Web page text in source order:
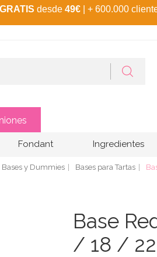
desde 49€ | + 600.000
Fondant Ingredientes
Bases y Dummies Bases para Tartas
Base
/ 18 /